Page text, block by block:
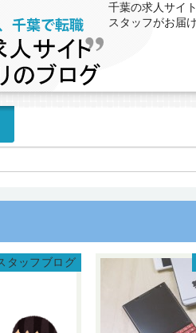
千葉の求人サイ
スタッフがお届
タッフブログ